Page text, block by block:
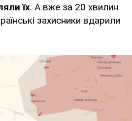
їх. А вже за 20 хвилин
захисники вдарили